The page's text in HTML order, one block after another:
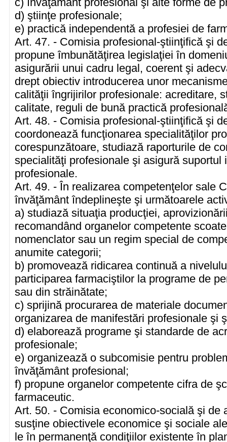
d) ştiinţe profesionale;
e) practică independentă a profesiei de
Art. 47. - Comisia profesional-ştiinţifică şi
propune îmbunătăţirea legislaţiei în
asigurării unui cadru legal, coerent şi
drept obiectiv introducerea unor
calităţii îngrijirilor profesionale: acreditare,
calitate, reguli de bună practică
Art. 48. - Comisia profesional-ştiinţifică şi
coordonează funcţionarea specialităţilor
corespunzătoare, studiază raporturile de
specialităţi profesionale şi asigură
profesionale.
Art. 49. - În realizarea competenţelor sale
învăţământ îndeplineşte şi următoarele
a) studiază situaţia producţiei,
recomandând organelor competente
nomenclator sau un regim special de
anumite categorii;
b) promovează ridicarea continuă a
participarea farmaciştilor la programe de
sau din străinătate;
c) sprijină procurarea de materiale
organizarea de manifestări profesionale şi
d) elaborează programe şi standarde de
profesionale;
e) organizează o subcomisie pentru
învăţământ profesional;
f) propune organelor competente cifra de
farmaceutic.
Art. 50. - Comisia economico-socială şi de
susţine obiectivele economice şi sociale
le în permanenţă condiţiilor existente în